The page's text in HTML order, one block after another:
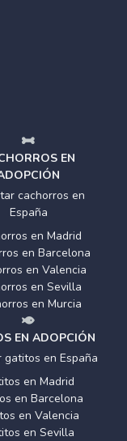
EN
cachorros en
España
en Madrid
en Barcelona
en Valencia
en Sevilla
en Murcia
EN ADOPCIÓN
gatitos en España
en Madrid
en Barcelona
en Valencia
en Sevilla